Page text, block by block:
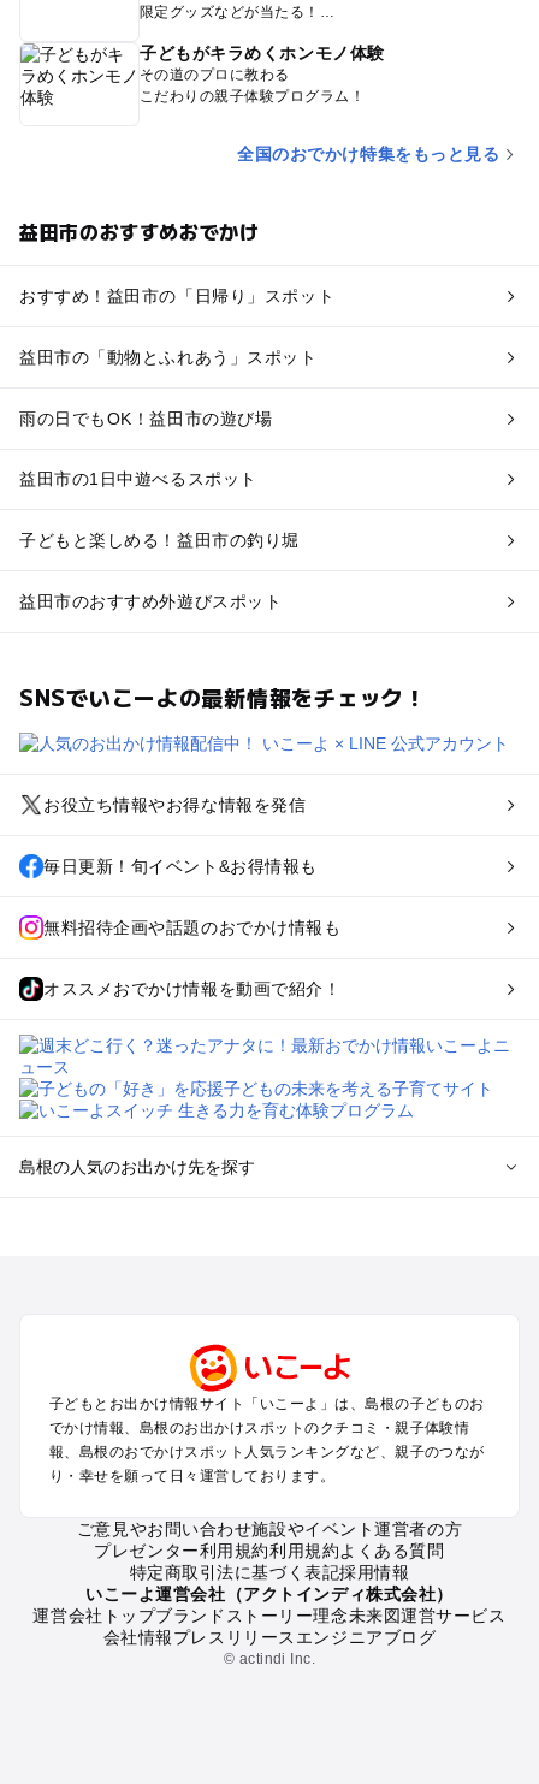
限定グッズなどが当たる！
子どもがキラめくホンモノ体験
その道のプロに教わる
こだわりの親子体験プログラム！
全国のおでかけ特集をもっと見る
益田市のおすすめおでかけ
おすすめ！益田市の「日帰り」スポット
益田市の「動物とふれあう」スポット
雨の日でもOK！益田市の遊び場
益田市の1日中遊べるスポット
子どもと楽しめる！益田市の釣り堀
益田市のおすすめ外遊びスポット
SNSでいこーよの最新情報をチェック！
お役立ち情報やお得な情報を発信
毎日更新！旬イベント&お得情報も
無料招待企画や話題のおでかけ情報も
オススメおでかけ情報を動画で紹介！
島根の人気のお出かけ先を探す
隠岐島のプールお出かけ
島根の定番お出かけスポット
島根の遊園地
島根の動物園
島根の釣り
島根の牧場
島根のプール
島根のアスレチック
島根の公園・総合公園
子どもとお出かけ情報サイト「いこーよ」は、島根の子どものお
でかけ情報、島根のお出かけスポットのクチコミ・親子体験情
報、島根のおでかけスポット人気ランキングなど、親子のつなが
り・幸せを願って日々運営しております。
ご意見やお問い合わせ施設やイベント運営者の方
プレゼンター利用規約利用規約よくある質問
特定商取引法に基づく表記採用情報
いこーよ運営会社（アクトインディ株式会社）
運営会社トップブランドストーリー理念未来図運営サービス
会社情報プレスリリース エンジニアブログ
© actindi Inc.